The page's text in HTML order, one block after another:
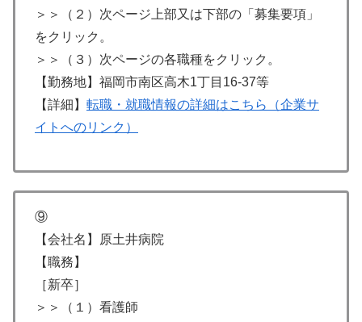
＞＞（２）次ページ上部又は下部の「募集要項」
をクリック。
＞＞（３）次ページの各職種をクリック。
【勤務地】福岡市南区高木1丁目16-37等
【詳細】 転職・就職情報の詳細はこちら（企業サ
イトへのリンク）
⑨
【会社名】原土井病院
【職務】
［新卒］
＞＞（１）看護師